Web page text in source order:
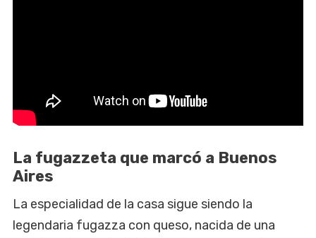
La fugazzeta que marcó a Buenos
Aires
La especialidad de la casa sigue siendo la
legendaria fugazza con queso, nacida de una